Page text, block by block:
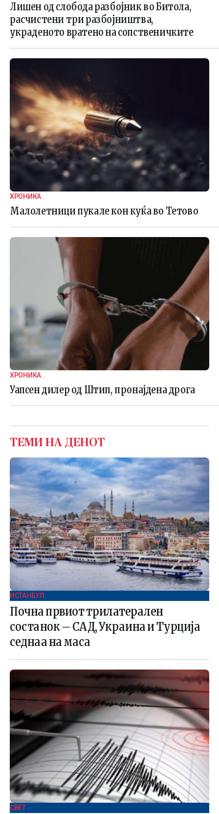
Лишен од слобода разбојник во Битола,
расчистени три разбојништва,
украденото вратено на сопственичките
ХРОНИКА .
Малолетници пукале кон куќа во Тетово
ХРОНИКА .
Уапсен дилер од Штип, пронајдена дрога
ТЕМИ НА ДЕНОТ
ИСТАНБУЛ
Почна првиот трилатерален
состанок – САД, Украина и Турција
седнаа на маса
СВЕТ .